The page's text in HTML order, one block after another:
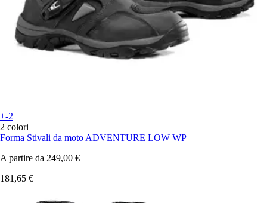
+-2
2 colori
Forma Stivali da moto ADVENTURE LOW WP
A partire da 249,00 €
181,65 €